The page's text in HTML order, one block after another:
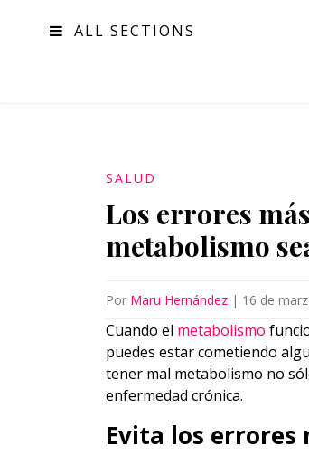
ALL SECTIONS
SALUD
Los errores
metabolismo
Por Maru Hernández | 16 de
Cuando el metabolismo
puedes estar cometiendo
tener mal metabolismo no
enfermedad crónica.
Evita los errores